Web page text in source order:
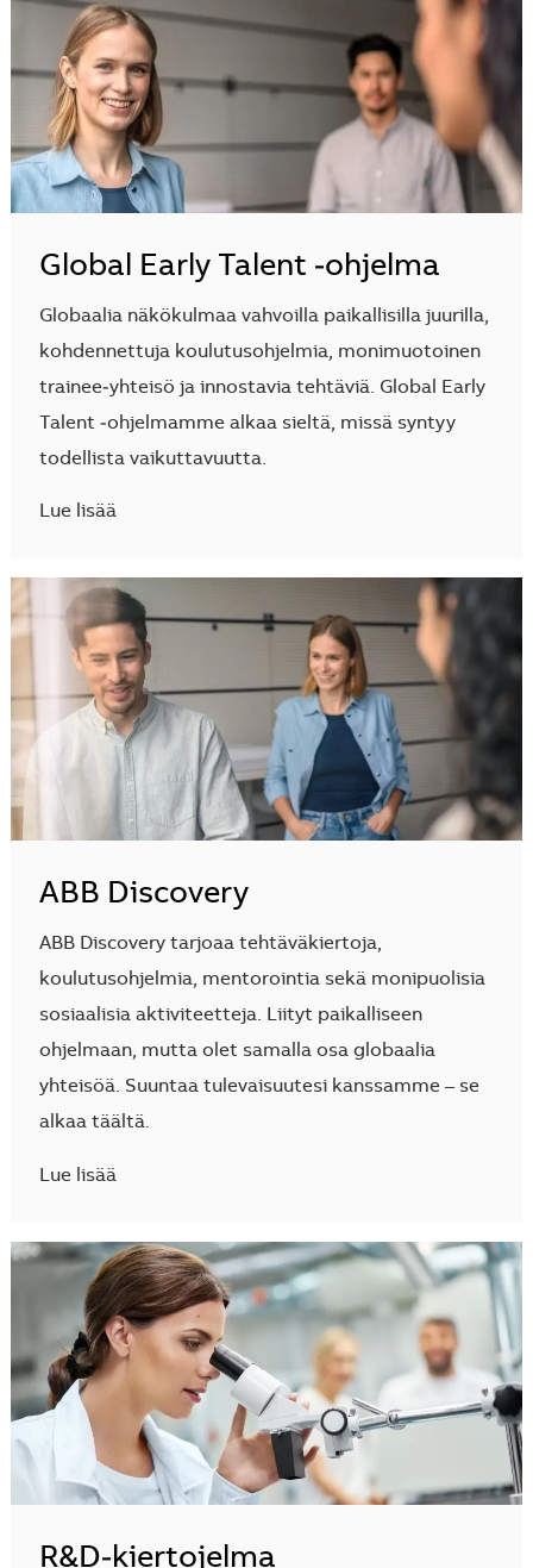
Global Early Talent ‑ohjelma
Globaalia näkökulmaa vahvoilla paikallisilla juurilla,
kohdennettuja koulutusohjelmia, monimuotoinen
trainee‑yhteisö ja innostavia tehtäviä. Global Early
Talent ‑ohjelmamme alkaa sieltä, missä syntyy
todellista vaikuttavuutta.
Lue lisää
ABB Discovery
ABB Discovery tarjoaa tehtäväkiertoja,
koulutusohjelmia, mentorointia sekä monipuolisia
sosiaalisia aktiviteetteja. Liityt paikalliseen
ohjelmaan, mutta olet samalla osa globaalia
yhteisöä. Suuntaa tulevaisuutesi kanssamme – se
alkaa täältä.
Lue lisää
R&D‑kiertojelma